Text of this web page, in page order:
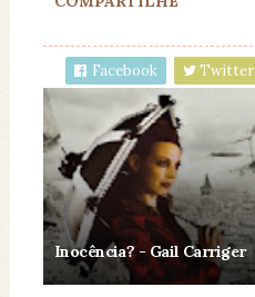
Facebook Twitter
Inocência? - Gail Carriger